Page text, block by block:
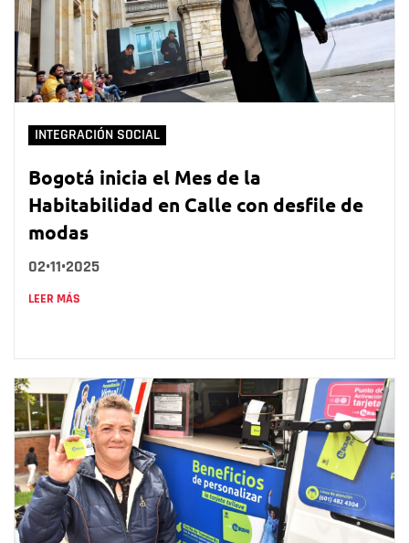
INTEGRACIÓN SOCIAL
Bogotá inicia el Mes de la
Habitabilidad en Calle con desfile de
modas
02•11•2025
LEER MÁS